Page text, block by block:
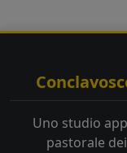
Uno studio
pastorale